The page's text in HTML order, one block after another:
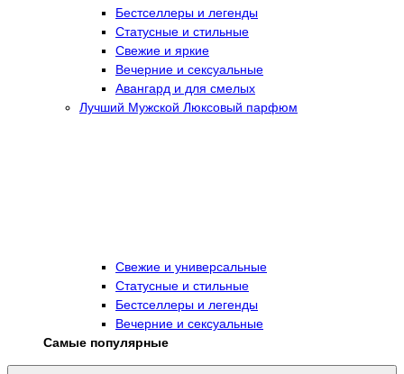
Бестселлеры и легенды
Статусные и стильные
Свежие и яркие
Вечерние и сексуальные
Авангард и для смелых
Лучший Мужской Люксовый парфюм
Свежие и универсальные
Статусные и стильные
Бестселлеры и легенды
Вечерние и сексуальные
Самые популярные